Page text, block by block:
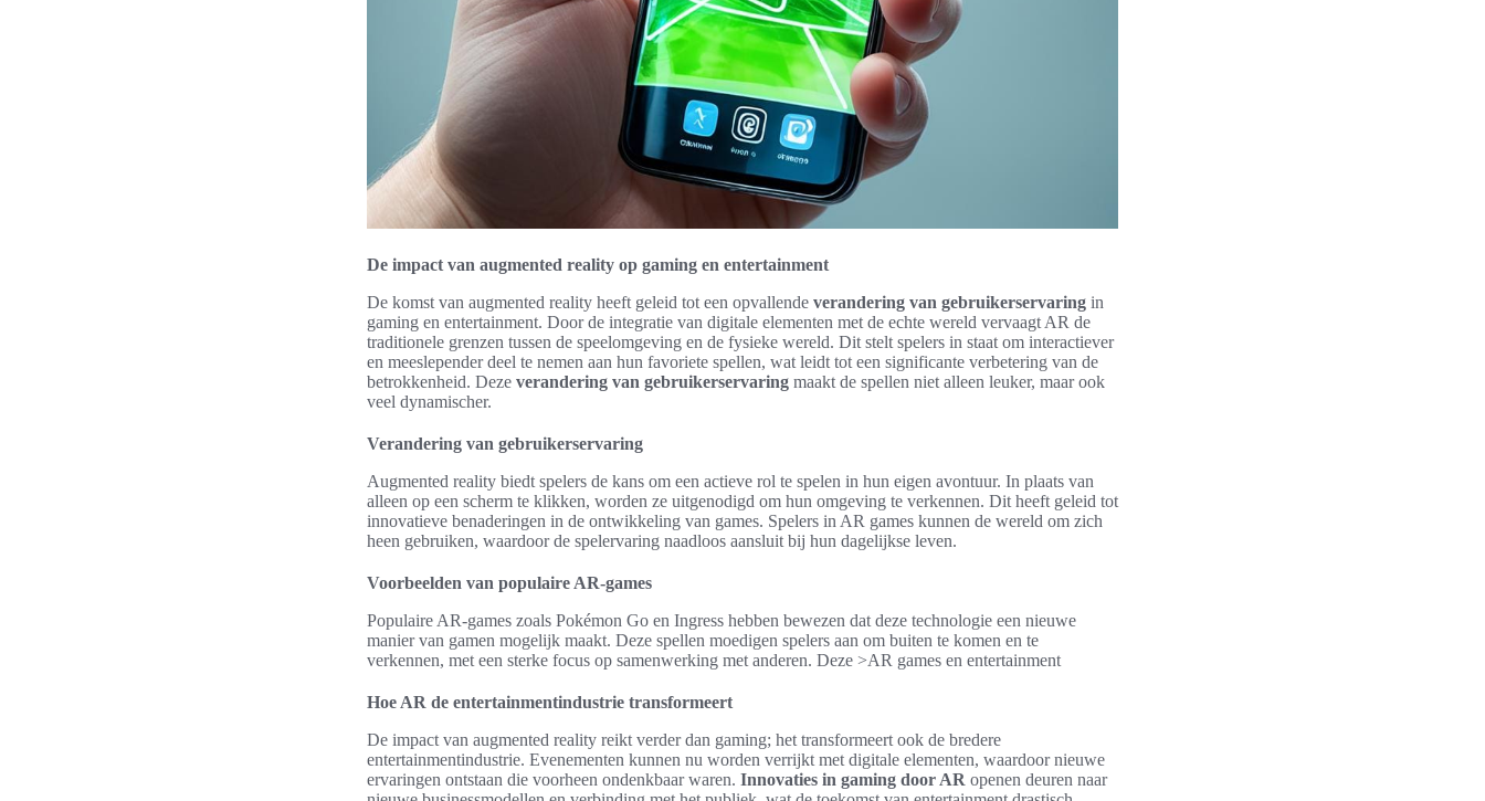
De impact van augmented reality op gaming en entertainment
De komst van augmented reality heeft geleid tot een opvallende verandering van gebruikerservaring in
gaming en entertainment. Door de integratie van digitale elementen met de echte wereld vervaagt AR de
traditionele grenzen tussen de speelomgeving en de fysieke wereld. Dit stelt spelers in staat om interactiever
en meeslepender deel te nemen aan hun favoriete spellen, wat leidt tot een significante verbetering van de
betrokkenheid. Deze verandering van gebruikerservaring maakt de spellen niet alleen leuker, maar ook
veel dynamischer.
Verandering van gebruikerservaring
Augmented reality biedt spelers de kans om een actieve rol te spelen in hun eigen avontuur. In plaats van
alleen op een scherm te klikken, worden ze uitgenodigd om hun omgeving te verkennen. Dit heeft geleid tot
innovatieve benaderingen in de ontwikkeling van games. Spelers in AR games kunnen de wereld om zich
heen gebruiken, waardoor de spelervaring naadloos aansluit bij hun dagelijkse leven.
Voorbeelden van populaire AR-games
Populaire AR-games zoals Pokémon Go en Ingress hebben bewezen dat deze technologie een nieuwe
manier van gamen mogelijk maakt. Deze spellen moedigen spelers aan om buiten te komen en te
verkennen, met een sterke focus op samenwerking met anderen. Deze >AR games en entertainment
Hoe AR de entertainmentindustrie transformeert
De impact van augmented reality reikt verder dan gaming; het transformeert ook de bredere
entertainmentindustrie. Evenementen kunnen nu worden verrijkt met digitale elementen, waardoor nieuwe
ervaringen ontstaan die voorheen ondenkbaar waren. Innovaties in gaming door AR openen deuren naar